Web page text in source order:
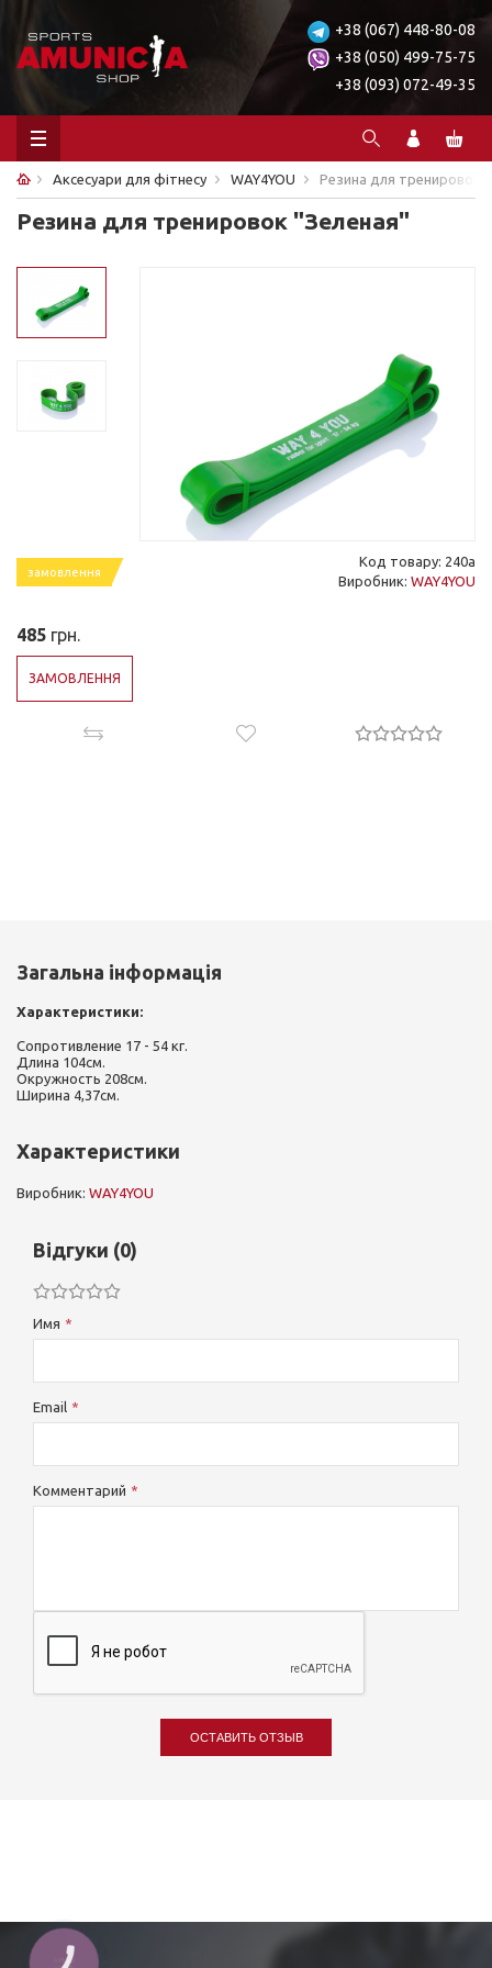
+38 (067) 448-80-08
+38 (050) 499-75-75
+38 (093) 072-49-35
Аксесуари для фітнесу WAY4YOU Резина для тренировок
Резина для тренировок "Зеленая"
замовлення
Код товару: 240a
Виробник: WAY4YOU
485 грн.
ЗАМОВЛЕННЯ
Загальна інформація
Характеристики:
Сопротивление 17 - 54 кг.
Длина 104см.
Окружность 208см.
Ширина 4,37см.
Характеристики
Виробник: WAY4YOU
Відгуки (0)
Имя
Email
Комментарий
ОСТАВИТЬ ОТЗЫВ